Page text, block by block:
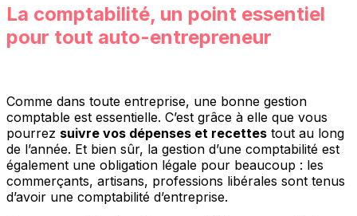
La comptabilité, un point essentiel
pour tout auto-entrepreneur
Comme dans toute entreprise, une bonne gestion
comptable est essentielle. C’est grâce à elle que vous
pourrez suivre vos dépenses et recettes tout au long
de l’année. Et bien sûr, la gestion d’une comptabilité est
également une obligation légale pour beaucoup : les
commerçants, artisans, professions libérales sont tenus
d’avoir une comptabilité d’entreprise.